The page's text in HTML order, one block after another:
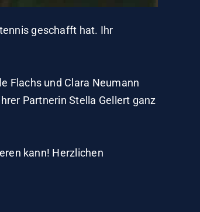
geschafft hat. Ihr
Flachs und Clara Neumann
Partnerin Stella Gellert ganz
kann! Herzlichen